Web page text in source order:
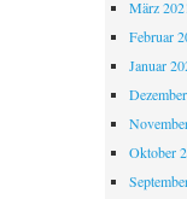
März
Februar
Januar
Oktober